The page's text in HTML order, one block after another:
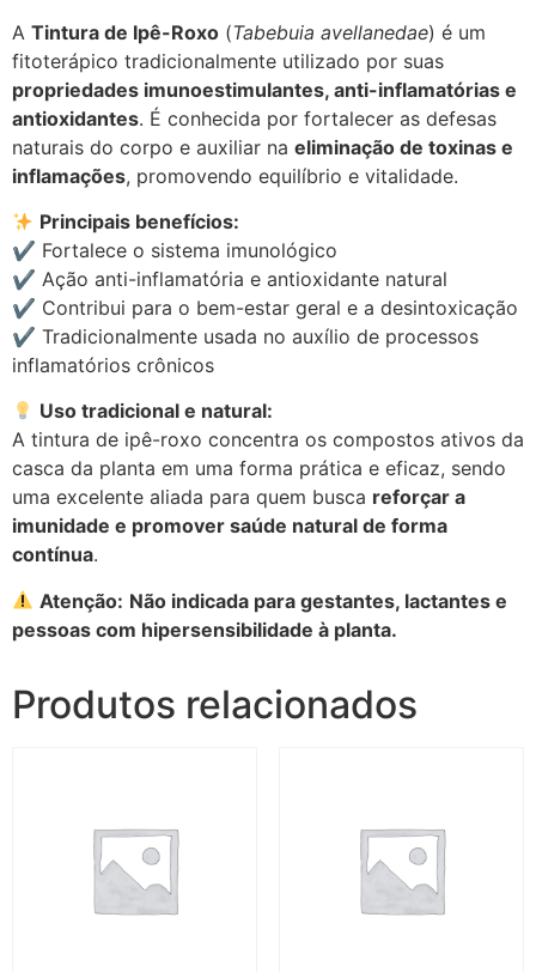
A Tintura de Ipê-Roxo (Tabebuia avellanedae) é um
fitoterápico tradicionalmente utilizado por suas
propriedades imunoestimulantes, anti-inflamatórias e
antioxidantes. É conhecida por fortalecer as defesas
naturais do corpo e auxiliar na eliminação de toxinas e
inflamações, promovendo equilíbrio e vitalidade.
Principais benefícios:
✔ Fortalece o sistema imunológico
✔ Ação anti-inflamatória e antioxidante natural
✔ Contribui para o bem-estar geral e a desintoxicação
✔ Tradicionalmente usada no auxílio de processos
inflamatórios crônicos
Uso tradicional e natural:
A tintura de ipê-roxo concentra os compostos ativos da
casca da planta em uma forma prática e eficaz, sendo
uma excelente aliada para quem busca reforçar a
imunidade e promover saúde natural de forma
contínua.
Atenção: Não indicada para gestantes, lactantes e
pessoas com hipersensibilidade à planta.
Produtos relacionados